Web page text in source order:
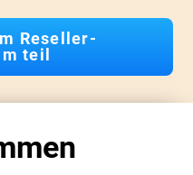
Reseller-
teil